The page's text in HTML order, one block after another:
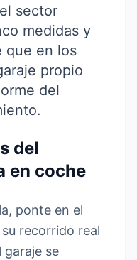
sector
medidas y
que en los
propio
del
del
en coche
ponte en el
recorrido real
garaje se